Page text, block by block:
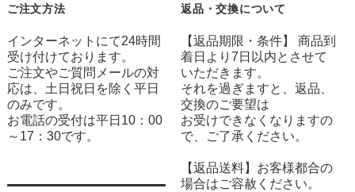
ご注文方法
インターネットにて24時間
受け付けております。
ご注文やご質問メールの対
応は、土日祝日を除く平日
のみです。
お電話の受付は平日10：00
～17：30です。
返品・交換について
【返品期限・条件】 商品到
着日より7日以内とさせて
いただきます。
それを過ぎますと、返品、
交換のご要望は
お受けできなくなりますの
で、ご了承ください。
【返品送料】お客様都合の
場合はご容赦ください。